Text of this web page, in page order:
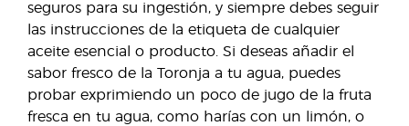
seguros para su ingestión, y siempre debes seguir
las instrucciones de la etiqueta de cualquier
aceite esencial o producto. Si deseas añadir el
sabor fresco de la Toronja a tu agua, puedes
probar exprimiendo un poco de jugo de la fruta
fresca en tu agua, como harías con un limón, o